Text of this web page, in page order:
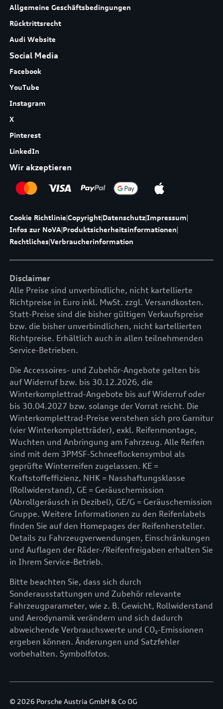
Allgemeine Geschäftsbedingungen
Rücktrittsrecht
Audi Website
Social Media
Facebook
YouTube
Instagram
X
Pinterest
LinkedIn
Wir akzeptieren
Cookie Richtlinie|Copyright|Datenschutz|Impressum|
Infos zur NoVA|Produktsicherheitsinformationen|
Rechtliches|Verbraucherinformation
Disclaimer
Alle Preise sind unverbindliche, nicht kartellierte
Richtpreise in Euro inkl. MwSt. zzgl. Versandkosten.
Statt-Preise sind die bisher gültigen Verkaufspreise
bzw. die bisher unverbindlichen, nicht kartellierten
Richtpreise. Erhältlich auch in allen teilnehmenden
Service-Betrieben.
Die Accessoires- und Zubehör-Angebote gelten bis
auf Widerruf bzw. bis 30.12.2026, die
Winterkomplettrad-Angebote bis auf Widerruf oder
bis 30.04.2027 bzw. solange der Vorrat reicht. Die
Winterkomplettrad-Preise verstehen sich pro Garnitur
(vier Winterkompletträder), exkl. Reifenmontage,
Wuchten und Anbringung am Fahrzeug. Alle Reifen
sind mit dem 3PMSF-Schneeflockensymbol als
geprüfte Winterreifen zugelassen. KE =
Kraftstoffeffizienz, NHK = Nasshaftungsklasse
(Rollwiderstand), GE = Geräuschemission
(Abrollgeräusch in Dezibel), GE/G = Geräuschemission
Gruppe. Weitere Informationen zu den Reifenlabels
finden Sie auf den Homepages der Reifenhersteller.
Details zu Fahrzeugverwendungen, Einschränkungen
und Auflagen der Räder-/Reifenfreigaben erhalten Sie
in Ihrem Service-Betrieb.
Bitte beachten Sie, dass sich durch
Sonderausstattungen und Zubehör relevante
Fahrzeugparameter, wie z. B. Gewicht, Rollwiderstand
und Aerodynamik verändern und sich dadurch
abweichende Verbrauchswerte und CO₂-Emissionen
ergeben können. Änderungen und Satzfehler
vorbehalten. Symbolfotos.
© 2026 Porsche Austria GmbH & Co OG